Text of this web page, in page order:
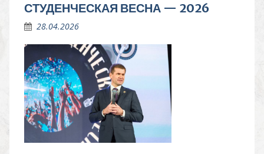
СТУДЕНЧЕСКАЯ ВЕСНА — 2026
28.04.2026